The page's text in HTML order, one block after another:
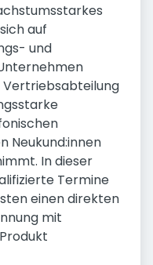
auf
und
Vertriebsabteilung
Neukund:innen
In dieser
Termine
einen direkten
mit